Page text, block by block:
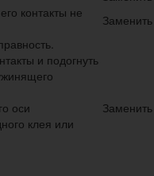
контакты не
и подогнуть
оси
Заменить
клея или